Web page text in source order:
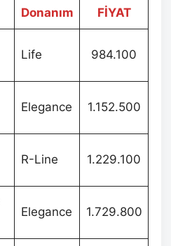
Donanım FİYAT
Life 984.100
Elegance 1.152.500
R-Line 1.229.100
Elegance 1.729.800